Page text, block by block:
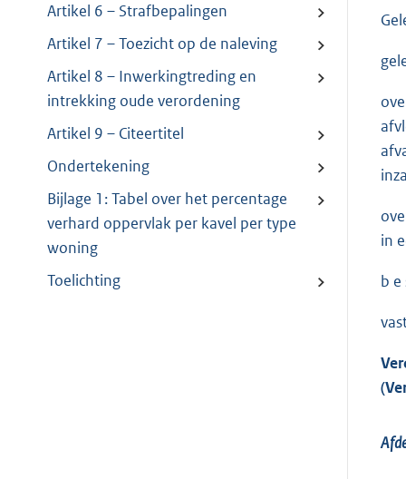
Artikel 6 – Strafbepalingen
Artikel 7 – Toezicht op de naleving
Artikel 8 – Inwerkingtreding en
intrekking oude verordening
Artikel 9 – Citeertitel
Ondertekening
Bijlage 1: Tabel over het percentage
verhard oppervlak per kavel per type
woning
Toelichting
in
b e